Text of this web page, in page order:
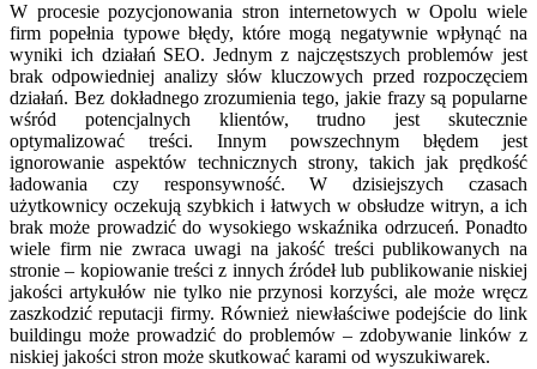
W procesie pozycjonowania stron internetowych w Opolu wiele
firm popełnia typowe błędy, które mogą negatywnie wpłynąć na
wyniki ich działań SEO. Jednym z najczęstszych problemów jest
brak odpowiedniej analizy słów kluczowych przed rozpoczęciem
działań. Bez dokładnego zrozumienia tego, jakie frazy są popularne
wśród potencjalnych klientów, trudno jest skutecznie
optymalizować treści. Innym powszechnym błędem jest
ignorowanie aspektów technicznych strony, takich jak prędkość
ładowania czy responsywność. W dzisiejszych czasach
użytkownicy oczekują szybkich i łatwych w obsłudze witryn, a ich
brak może prowadzić do wysokiego wskaźnika odrzuceń. Ponadto
wiele firm nie zwraca uwagi na jakość treści publikowanych na
stronie – kopiowanie treści z innych źródeł lub publikowanie niskiej
jakości artykułów nie tylko nie przynosi korzyści, ale może wręcz
zaszkodzić reputacji firmy. Również niewłaściwe podejście do link
buildingu może prowadzić do problemów – zdobywanie linków z
niskiej jakości stron może skutkować karami od wyszukiwarek.